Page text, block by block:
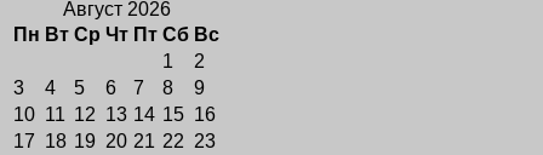
Август 2026
Пн Вт Ср Чт Пт Сб Вс
1
2
3
4 5 6 7 8
9
10 11 12 13 14 15 16
17 18 19 20 21 22 23